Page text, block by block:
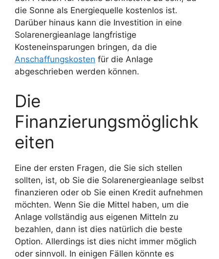
die Sonne als Energiequelle kostenlos ist.
Darüber hinaus kann die Investition in eine
Solarenergieanlage langfristige
Kosteneinsparungen bringen, da die
Anschaffungskosten für die Anlage
abgeschrieben werden können.
Die
Finanzierungsmöglichk
eiten
Eine der ersten Fragen, die Sie sich stellen
sollten, ist, ob Sie die Solarenergieanlage selbst
finanzieren oder ob Sie einen Kredit aufnehmen
möchten. Wenn Sie die Mittel haben, um die
Anlage vollständig aus eigenen Mitteln zu
bezahlen, dann ist dies natürlich die beste
Option. Allerdings ist dies nicht immer möglich
oder sinnvoll. In einigen Fällen könnte es